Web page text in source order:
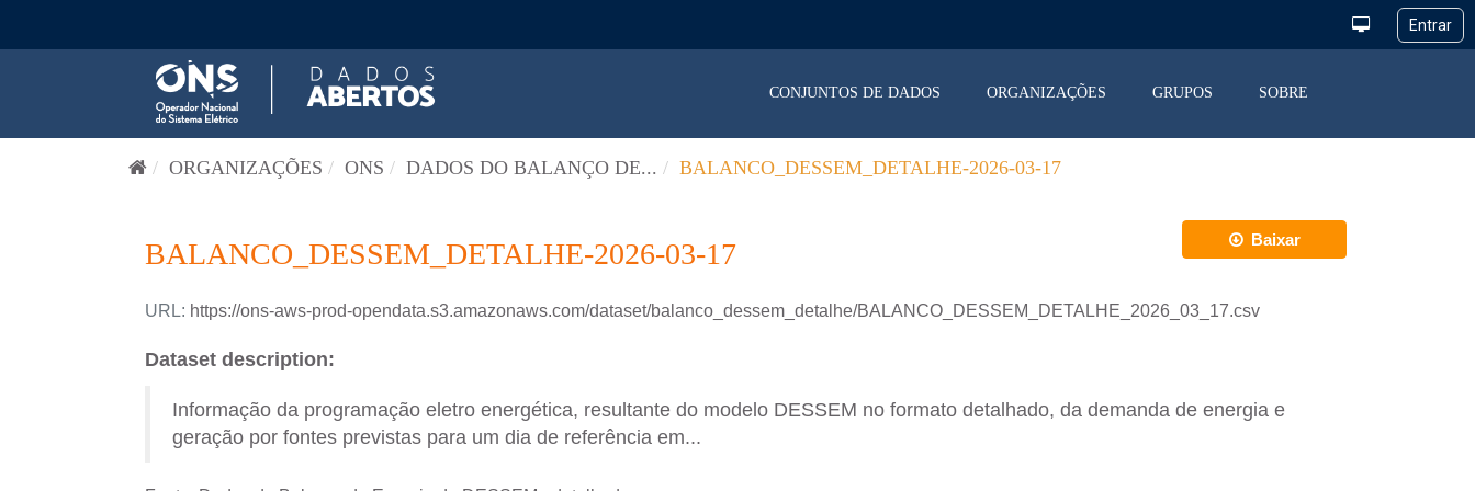
CONJUNTOS DE DADOS ORGANIZAÇÕES GRUPOS SOBRE
ORGANIZAÇÕES ONS DADOS DO BALANÇO DE... BALANCO_DESSEM_DETALHE-2026-03-17
Baixar
BALANCO_DESSEM_DETALHE-2026-03-17
URL: https://ons-aws-prod-opendata.s3.amazonaws.com/dataset/balanco_dessem_detalhe/BALANCO_DESSEM_DETALHE_2026_03_17.csv
Dataset description:
Informação da programação eletro energética, resultante do modelo DESSEM no formato detalhado, da demanda de energia e
geração por fontes previstas para um dia de referência em...